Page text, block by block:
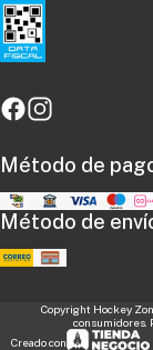
Método de
Método de
Copyright Hockey
consumidores.
Creado con